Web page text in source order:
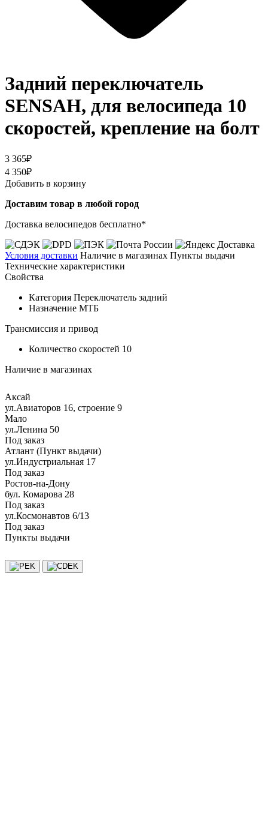
Задний переключатель
SENSAH, для велосипеда 10
скоростей, крепление на болт
3 365₽
4 350₽
Добавить в корзину
Доставим товар в любой город
Доставка велосипедов бесплатно*
Условия доставки Наличие в магазинах Пункты выдачи
Технические характеристики
Свойства
Категория Переключатель задний
Назначение МТБ
Трансмиссия и привод
Количество скоростей 10
Наличие в магазинах
Аксай
ул.Авиаторов 16, строение 9
Мало
ул.Ленина 50
Под заказ
Атлант (Пункт выдачи)
ул.Индустриальная 17
Под заказ
Ростов-на-Дону
бул. Комарова 28
Под заказ
ул.Космонавтов 6/13
Под заказ
Пункты выдачи